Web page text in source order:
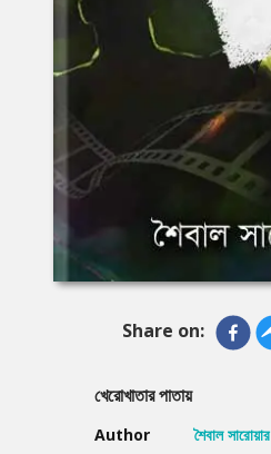
Share on:
খেরোখাতার পাতায়
Author
শৈবাল সারোয়ার